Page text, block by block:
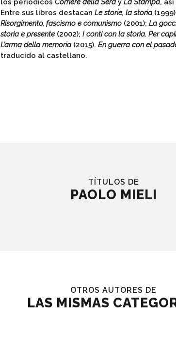
los periódicosCorriere della Sera yLa Stampa,
Entre sus libros destacanLe storie, la storia
Risorgimento, fascismo e comunismo (2001);La
storia e presente(2002);I conti con la storia. Per
L’arma della memoria (2015).En guerra con el
traducido al castellano.
TÍTULOS DE
PAOLO MIELI
OTROS AUTORES DE
LAS MISMAS